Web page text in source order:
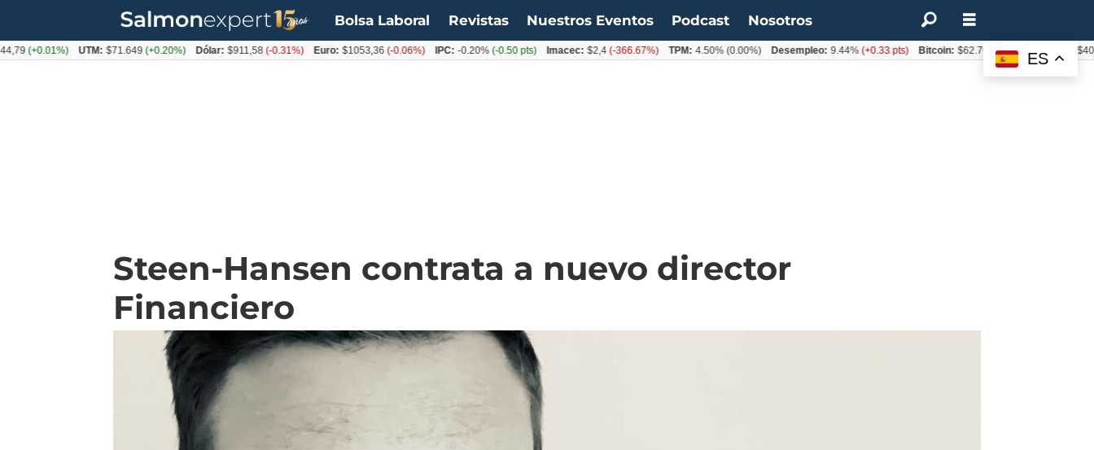
Bolsa Laboral Revistas Nuestros Eventos Podcast Nosotros
Steen-Hansen contrata a nuevo director
Financiero
ES
UTM: $71.649(+0.20%) Dólar: $911,58(-0.31%) Euro: $1053,36(-0.06%) IPC: -0.20%(-0.50 pts) Imacec: $2,4(-366.67%) TPM: 4.50%(0.00%) Desempleo: 9.44%(+0.33 pts) Bitcoin: $62.760,11(-1.74%)